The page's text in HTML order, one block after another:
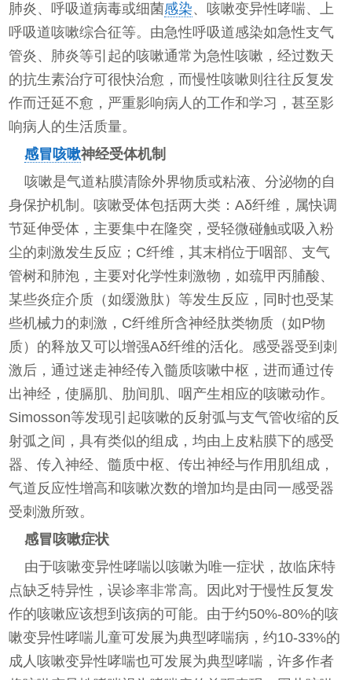
肺炎、呼吸道病毒或细菌感染、咳嗽变异性哮喘、上
呼吸道咳嗽综合征等。由急性呼吸道感染如急性支气
管炎、肺炎等引起的咳嗽通常为急性咳嗽，经过数天
的抗生素治疗可很快治愈，而慢性咳嗽则往往反复发
作而迁延不愈，严重影响病人的工作和学习，甚至影
响病人的生活质量。
感冒咳嗽神经受体机制
咳嗽是气道粘膜清除外界物质或粘液、分泌物的自
身保护机制。咳嗽受体包括两大类：Aδ纤维，属快调
节延伸受体，主要集中在隆突，受轻微碰触或吸入粉
尘的刺激发生反应；C纤维，其末梢位于咽部、支气
管树和肺泡，主要对化学性刺激物，如巯甲丙脯酸、
某些炎症介质（如缓激肽）等发生反应，同时也受某
些机械力的刺激，C纤维所含神经肽类物质（如P物
质）的释放又可以增强Aδ纤维的活化。感受器受到刺
激后，通过迷走神经传入髓质咳嗽中枢，进而通过传
出神经，使膈肌、肋间肌、咽产生相应的咳嗽动作。
Simosson等发现引起咳嗽的反射弧与支气管收缩的反
射弧之间，具有类似的组成，均由上皮粘膜下的感受
器、传入神经、髓质中枢、传出神经与作用肌组成，
气道反应性增高和咳嗽次数的增加均是由同一感受器
受刺激所致。
感冒咳嗽症状
由于咳嗽变异性哮喘以咳嗽为唯一症状，故临床特
点缺乏特异性，误诊率非常高。因此对于慢性反复发
作的咳嗽应该想到该病的可能。由于约50%-80%的咳
嗽变异性哮喘儿童可发展为典型哮喘病，约10-33%的
成人咳嗽变异性哮喘也可发展为典型哮喘，许多作者